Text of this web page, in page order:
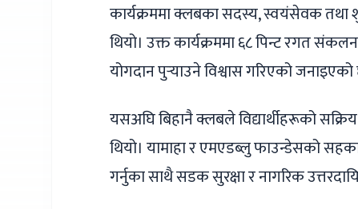
कार्यक्रममा क्लबका सदस्य, स्वयंसेवक तथा
थियो। उक्त कार्यक्रममा ६८ पिन्ट रगत
योगदान पुर्‍याउने विश्वास गरिएको
यसअघि बिहानै क्लबले विद्यार्थीहरूको
थियो। यामाहा र एमएडब्लु फाउन्डेसको
गर्नुका साथै सडक सुरक्षा र नागरिक